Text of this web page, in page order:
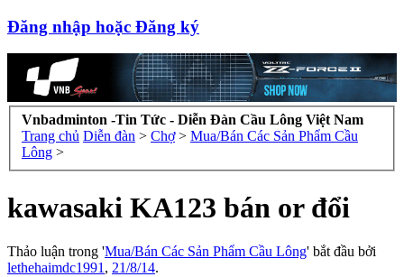
Đăng nhập hoặc Đăng ký
Vnbadminton -Tin Tức - Diễn Đàn Cầu Lông Việt Nam
Trang chủ Diễn đàn > Chợ > Mua/Bán Các Sản Phẩm Cầu
Lông >
kawasaki KA123 bán or đổi
Thảo luận trong 'Mua/Bán Các Sản Phẩm Cầu Lông' bắt đầu bởi
lethehaimdc1991 , 21/8/14.